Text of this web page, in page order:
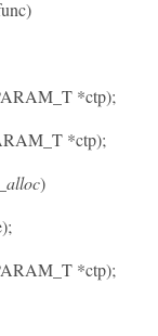
*ctp);
*ctp);
)
*ctp);